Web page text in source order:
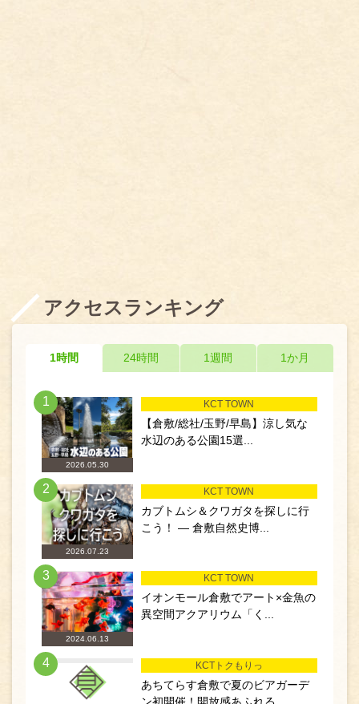
アクセスランキング
1時間 24時間 1週間 1か月
1
2026.05.30
KCT TOWN
【倉敷/総社/玉野/早島】涼し気な
水辺のある公園15選...
2
2026.07.23
KCT TOWN
カブトムシ＆クワガタを探しに行
こう！ ― 倉敷自然史博...
3
2024.06.13
KCT TOWN
イオンモール倉敷でアート×金魚の
異空間アクアリウム「く...
4 KCTトクもりっ
あちてらす倉敷で夏のビアガーデ